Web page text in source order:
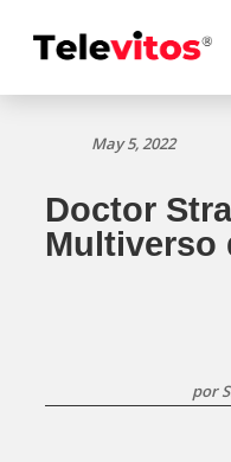
May 5, 2022
Doctor
Multiverso
por